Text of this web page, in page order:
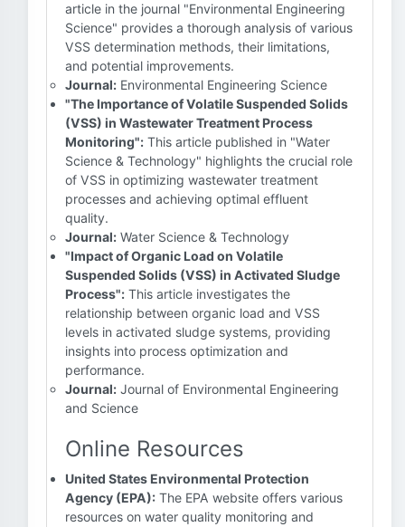
article in the journal "Environmental Engineering
Science" provides a thorough analysis of various
VSS determination methods, their limitations,
and potential improvements.
Journal: Environmental Engineering Science
"The Importance of Volatile Suspended Solids
(VSS) in Wastewater Treatment Process
Monitoring": This article published in "Water
Science & Technology" highlights the crucial role
of VSS in optimizing wastewater treatment
processes and achieving optimal effluent
quality.
Journal: Water Science & Technology
"Impact of Organic Load on Volatile
Suspended Solids (VSS) in Activated Sludge
Process": This article investigates the
relationship between organic load and VSS
levels in activated sludge systems, providing
insights into process optimization and
performance.
Journal: Journal of Environmental Engineering
and Science
Online Resources
United States Environmental Protection
Agency (EPA): The EPA website offers various
resources on water quality monitoring and